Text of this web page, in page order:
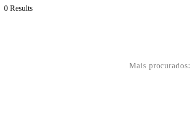
0 Results
Mais procurados: